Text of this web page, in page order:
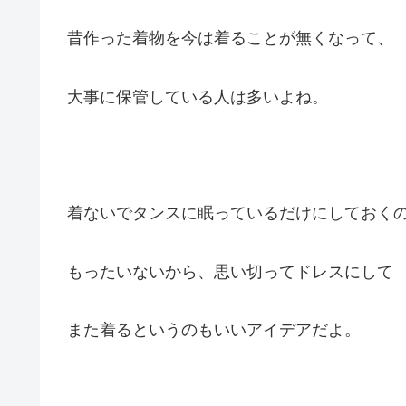
昔作った着物を今は着ることが無くなって、
大事に保管している人は多いよね。
着ないでタンスに眠っているだけにしておく
もったいないから、思い切ってドレスにして
また着るというのもいいアイデアだよ。